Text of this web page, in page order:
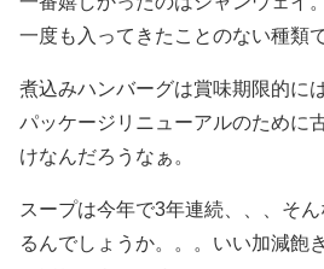
一度も入ってきたことのない種類で
煮込みハンバーグは賞味期限的に
パッケージリニューアルのために
けなんだろうなぁ。
スープは今年で3年連続、、、そ
るんでしょうか。。。いい加減飽